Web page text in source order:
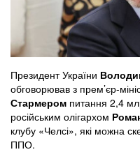
Президент України
обговорював з прем’єр-
Стармером питання 2,4
російським олігархом
клубу «Челсі», які можна
ППО.